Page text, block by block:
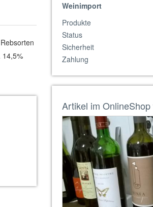
14,5%
Weinimport
Produkte
Status
Sicherheit
Zahlung
Artikel im OnlineShop